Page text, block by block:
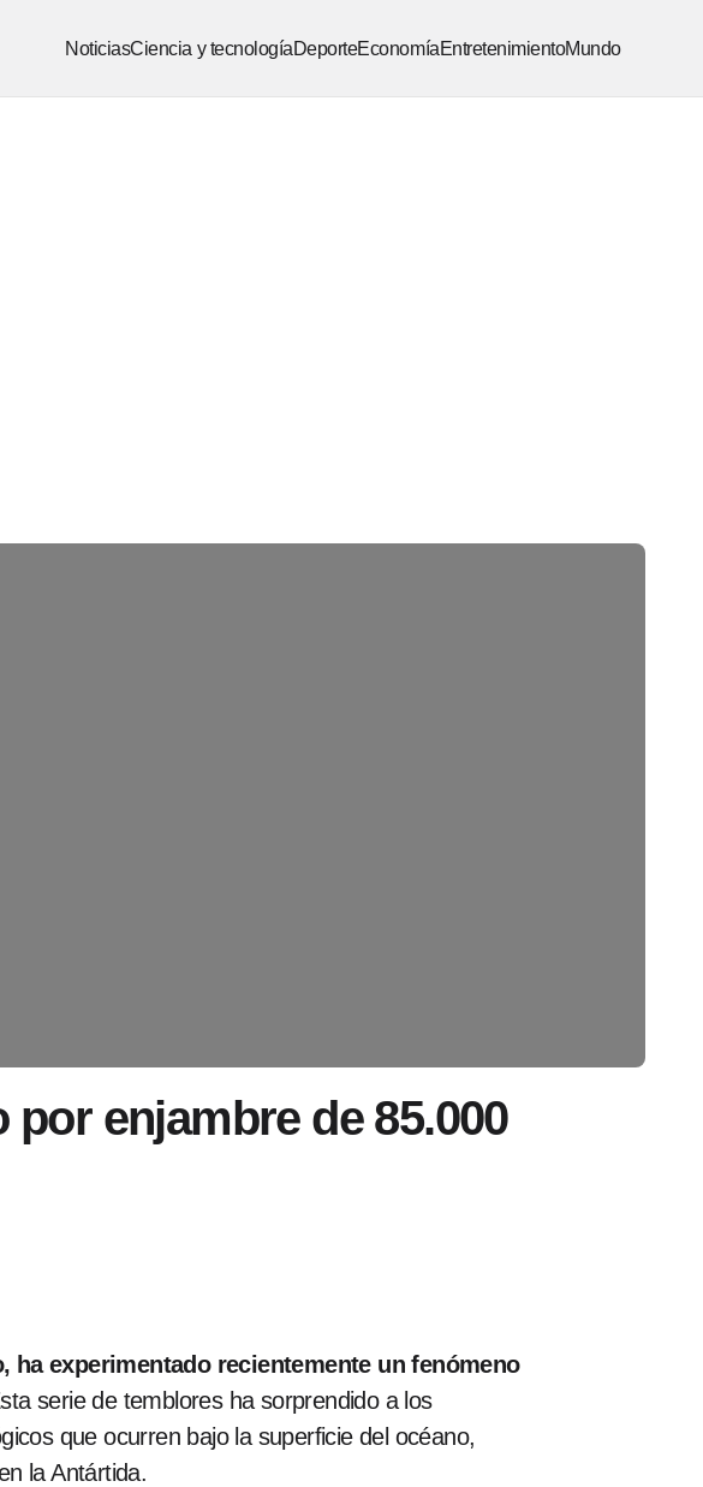
NoticiasCiencia y tecnologíaDeporteEconomíaEntretenimientoMundo
enjambre de 85.000
experimentado recientemente un fenómeno
serie de temblores ha sorprendido a los
que ocurren bajo la superficie del océano,
la Antártida.